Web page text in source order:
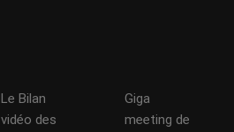
Le Bilan
vidéo des
Giga
meeting de